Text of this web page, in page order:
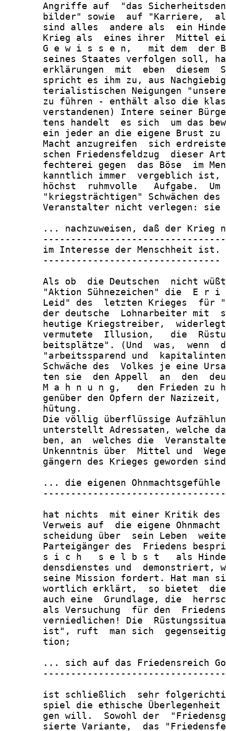
Angriffe auf  "das
bilder" sowie  auf "Karriere,
sind alles  andere als  ein
Krieg als  eines ihrer  Mittel
G e w i s s e n,   mit dem  der
seines Staates verfolgen soll,
erklärungen  mit  eben  diesem
spricht es ihm zu, aus
terialistischen Neigungen
zu führen - enthält also die
verstandenen) Intere seiner
tens handelt  es sich  um das
ein jeder an die eigene Brust
Macht anzugreifen  sich
schen Friedensfeldzug  dieser
fechterei gegen  das Böse  im
kanntlich immer  vergeblich
höchst  ruhmvolle   Aufgabe.
"kriegsträchtigen" Schwächen
Veranstalter nicht verlegen: sie
... nachzuweisen, daß der Krieg
       im Interesse der Menschheit ist.
       --------------------------------
Als ob  die Deutschen  nicht
"Aktion Sühnezeichen" die  E r
Leid" des  letzten Krieges  für
der deutsche  Lohnarbeiter mit
heutige Kriegstreiber,
vermutete  Illusion,   die
beitsplätze". (Und  was,  wenn
"arbeitssparend und
Schwäche des  Volkes je eine
ten sie  den Appell  an  den
M a h n u n g,   den Frieden zu
genüber den Opfern der
       hütung.
Die völlig überflüssige
unterstellt Adressaten, welche
ben, an  welches die
Unkenntnis über  Mittel und
gängern des Krieges geworden
... die eigenen Ohnmachtsgefühle
hat nichts  mit einer Kritik
Verweis auf  die eigene
scheidung über  sein Leben
Parteigänger des  Friedens
s i c h   s e l b s t   als
densdienstes und  demonstriert,
seine Mission fordert. Hat man
wortlich erklärt,  so bietet
auch eine  Grundlage, die
als Versuchung  für den
verniedlichen! Die
ist", ruft  man sich
       tion;
... sich auf das Friedensreich
ist schließlich  sehr
spiel die ethische
gen will.  Sowohl der
sierte Variante,  das